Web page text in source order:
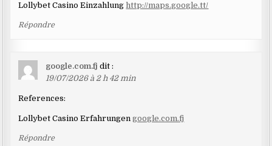
Lollybet Casino Einzahlunghttp://maps.google.tt/
Répondre
google.com.fj dit :
19/07/2026 à 2 h 42 min
References:
Lollybet Casino Erfahrungengoogle.com.fj
Répondre